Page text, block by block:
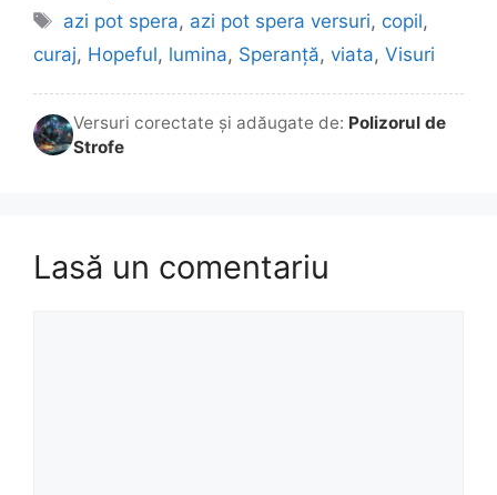
Etichete
azi pot spera, azi pot spera versuri, copil,
curaj, Hopeful, lumina, Speranță, viata, Visuri
Versuri corectate și adăugate de: Polizorul de
Strofe
Lasă un comentariu